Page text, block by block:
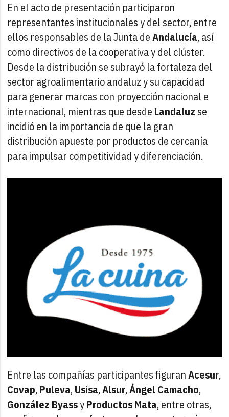
En el acto de presentación participaron
representantes institucionales y del sector, entre
ellos responsables de la Junta deAndalucía, así
como directivos de la cooperativa y del clúster.
Desde la distribución se subrayó la fortaleza del
sector agroalimentario andaluz y su capacidad
para generar marcas con proyección nacional e
internacional, mientras que desde Landaluz se
incidió en la importancia de que la gran
distribución apueste por productos de cercanía
para impulsar competitividad y diferenciación.
Entre las compañías participantes figuranAcesur,
Covap,Puleva,Usisa,Alsur,Ángel Camacho,
González ByassyProductos Mata, entre otras,